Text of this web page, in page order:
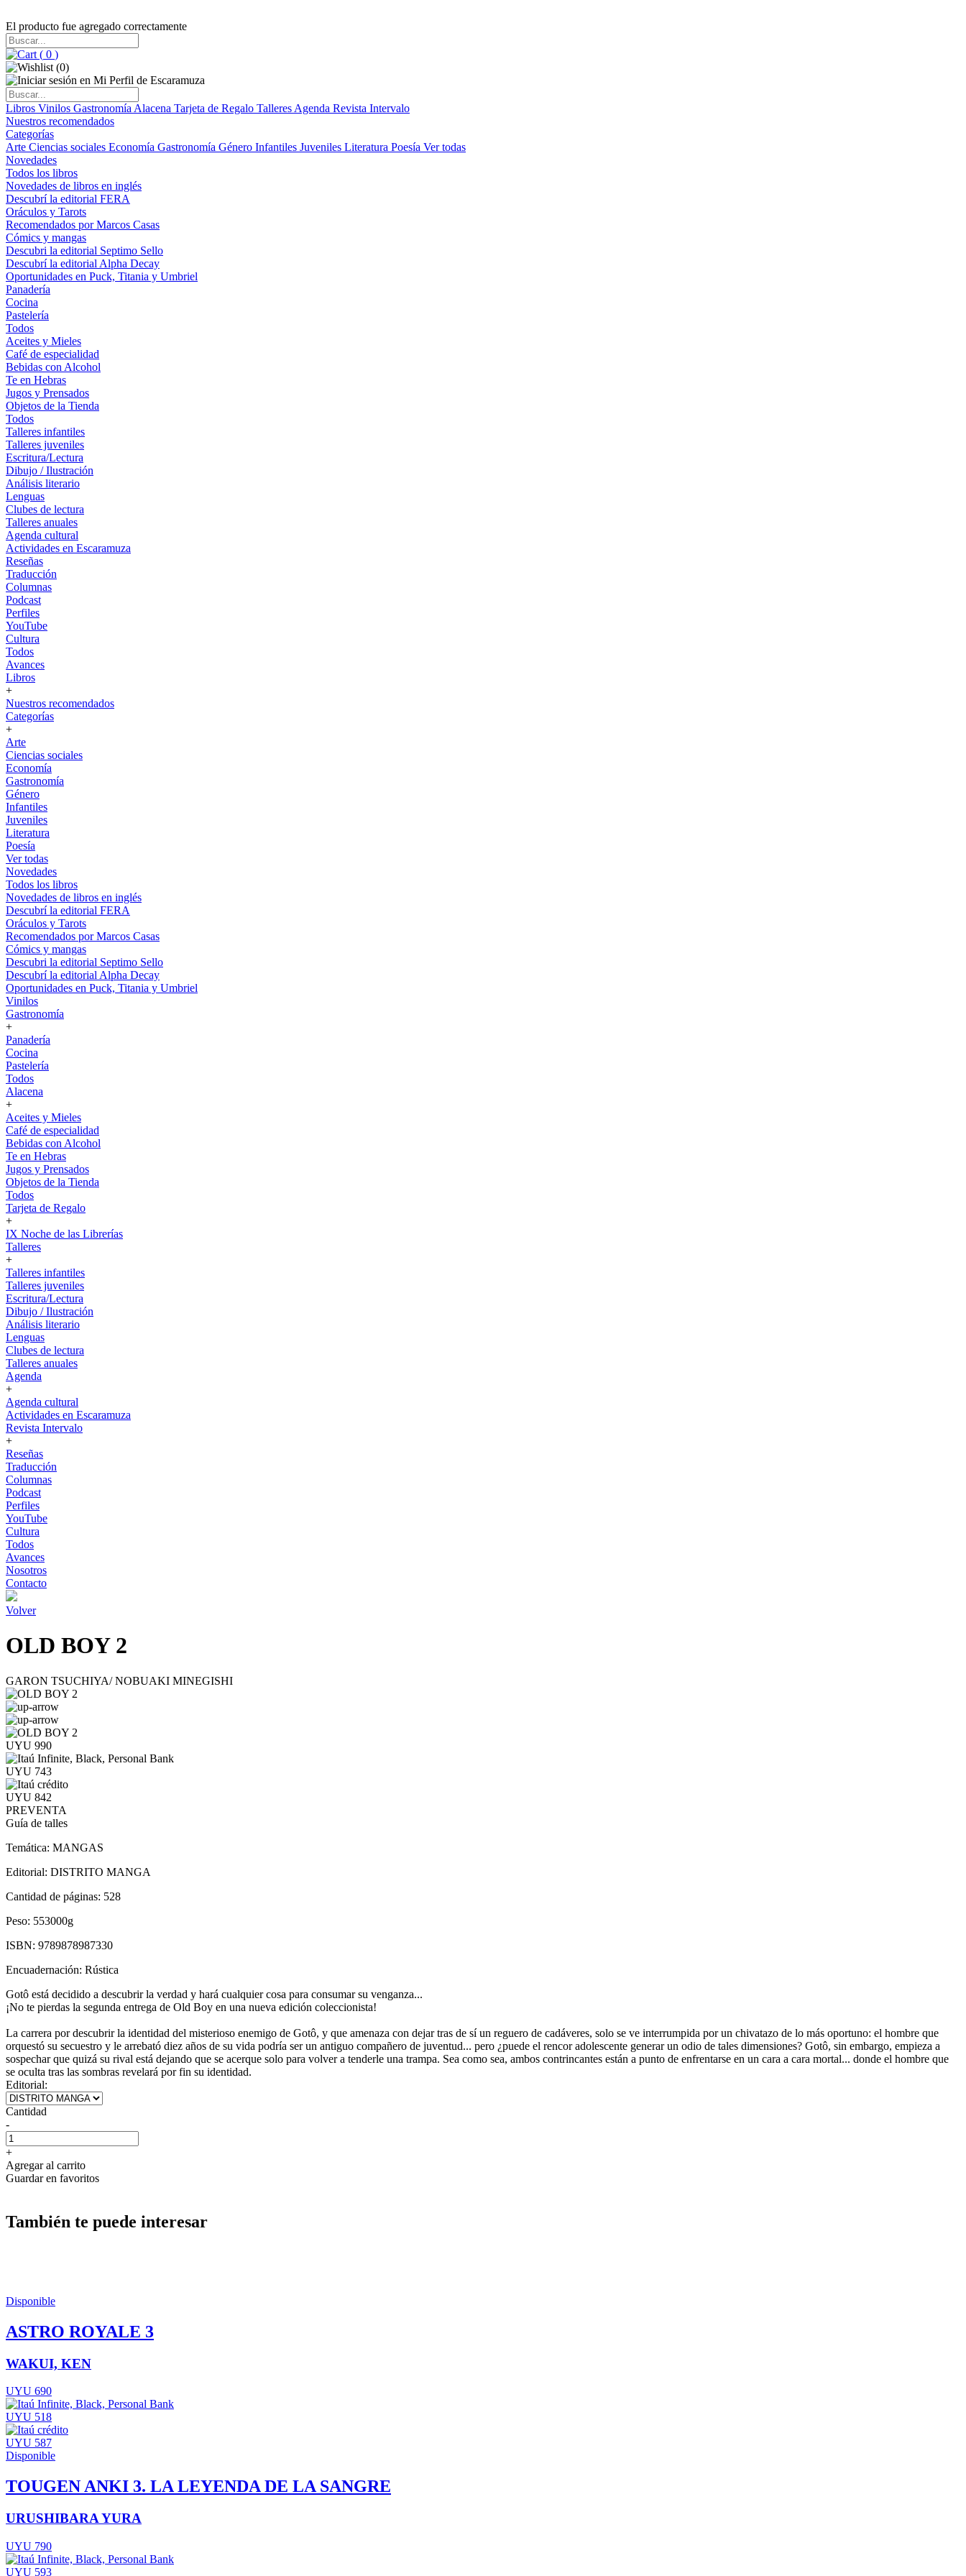
El producto fue agregado correctamente
( 0 )
(0)
Libros Vinilos Gastronomía Alacena Tarjeta de Regalo Talleres Agenda Revista Intervalo
Nuestros recomendados
Categorías
Arte Ciencias sociales Economía Gastronomía Género Infantiles Juveniles Literatura Poesía Ver todas
Novedades
Todos los libros
Novedades de libros en inglés
Descubrí la editorial FERA
Oráculos y Tarots
Recomendados por Marcos Casas
Cómics y mangas
Descubri la editorial Septimo Sello
Descubrí la editorial Alpha Decay
Oportunidades en Puck, Titania y Umbriel
Panadería
Cocina
Pastelería
Todos
Aceites y Mieles
Café de especialidad
Bebidas con Alcohol
Te en Hebras
Jugos y Prensados
Objetos de la Tienda
Todos
Talleres infantiles
Talleres juveniles
Escritura/Lectura
Dibujo / Ilustración
Análisis literario
Lenguas
Clubes de lectura
Talleres anuales
Agenda cultural
Actividades en Escaramuza
Reseñas
Traducción
Columnas
Podcast
Perfiles
YouTube
Cultura
Todos
Avances
Libros
+
Nuestros recomendados
Categorías
+
Arte
Ciencias sociales
Economía
Gastronomía
Género
Infantiles
Juveniles
Literatura
Poesía
Ver todas
Novedades
Todos los libros
Novedades de libros en inglés
Descubrí la editorial FERA
Oráculos y Tarots
Recomendados por Marcos Casas
Cómics y mangas
Descubri la editorial Septimo Sello
Descubrí la editorial Alpha Decay
Oportunidades en Puck, Titania y Umbriel
Vinilos
Gastronomía
+
Panadería
Cocina
Pastelería
Todos
Alacena
+
Aceites y Mieles
Café de especialidad
Bebidas con Alcohol
Te en Hebras
Jugos y Prensados
Objetos de la Tienda
Todos
Tarjeta de Regalo
+
IX Noche de las Librerías
Talleres
+
Talleres infantiles
Talleres juveniles
Escritura/Lectura
Dibujo / Ilustración
Análisis literario
Lenguas
Clubes de lectura
Talleres anuales
Agenda
+
Agenda cultural
Actividades en Escaramuza
Revista Intervalo
+
Reseñas
Traducción
Columnas
Podcast
Perfiles
YouTube
Cultura
Todos
Avances
Nosotros
Contacto
Volver
OLD BOY 2
GARON TSUCHIYA/ NOBUAKI MINEGISHI
UYU 990
UYU 743
UYU 842
PREVENTA
Guía de talles
Temática: MANGAS
Editorial: DISTRITO MANGA
Cantidad de páginas: 528
Peso: 553000g
ISBN: 9789878987330
Encuadernación: Rústica
Gotô está decidido a descubrir la verdad y hará cualquier cosa para consumar su venganza...
¡No te pierdas la segunda entrega de Old Boy en una nueva edición coleccionista!
La carrera por descubrir la identidad del misterioso enemigo de Gotô, y que amenaza con dejar tras de sí un reguero de cadáveres, solo se ve interrumpida por un chivatazo de lo más oportuno: el hombre que
orquestó su secuestro y le arrebató diez años de su vida podría ser un antiguo compañero de juventud... pero ¿puede el rencor adolescente generar un odio de tales dimensiones? Gotô, sin embargo, empieza a
sospechar que quizá su rival está dejando que se acerque solo para volver a tenderle una trampa. Sea como sea, ambos contrincantes están a punto de enfrentarse en un cara a cara mortal... donde el hombre que
se oculta tras las sombras revelará por fin su identidad.
Editorial:
Cantidad
-
+
Agregar al carrito
Guardar en favoritos
También te puede interesar
Disponible
ASTRO ROYALE 3
WAKUI, KEN
UYU 690
UYU 518
UYU 587
Disponible
TOUGEN ANKI 3. LA LEYENDA DE LA SANGRE
URUSHIBARA YURA
UYU 790
UYU 593